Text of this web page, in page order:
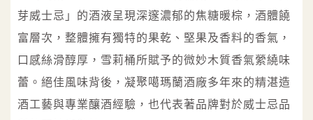
芽威士忌」的酒液呈現深邃濃郁的焦糖暖棕，酒體饒
富層次，整體擁有獨特的果乾、堅果及香料的香氣，
口感絲滑醇厚，雪莉桶所賦予的微妙木質香氣縈繞味
蕾。絕佳風味背後，凝聚噶瑪蘭酒廠多年來的精湛造
酒工藝與專業釀酒經驗，也代表著品牌對於威士忌品